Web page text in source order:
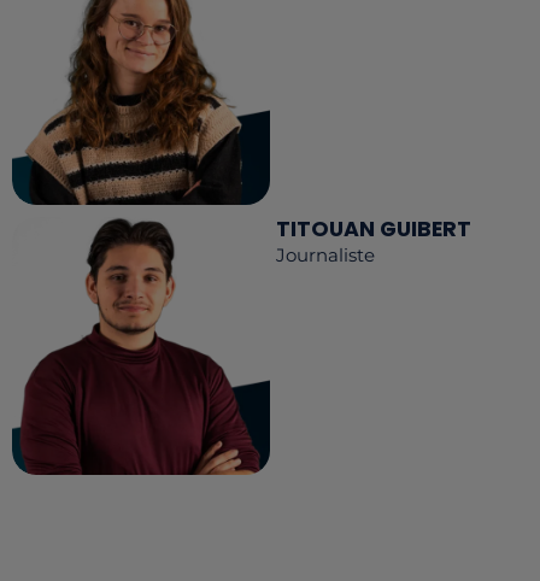
TITOUAN GUIBERT
Journaliste